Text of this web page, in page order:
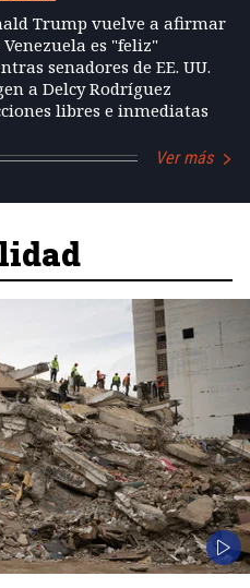
Trump vuelve a afirmar
Venezuela es "feliz"
senadores de EE. UU.
a Delcy Rodríguez
libres e inmediatas
Ver más